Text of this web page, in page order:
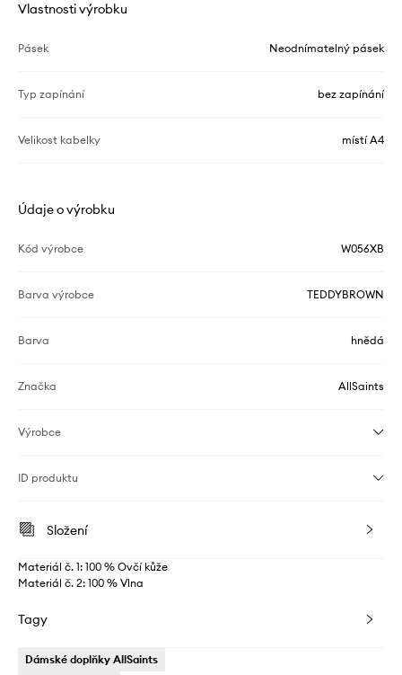
Vlastnosti výrobku
Pásek Neodnímatelný pásek
Typ zapínání bez zapínání
Velikost kabelky místí A4
Údaje o výrobku
Kód výrobce W056XB
Barva výrobce TEDDYBROWN
Barva hnědá
Značka AllSaints
Výrobce
ID produktu
Složení
Materiál č. 1: 100 % Ovčí kůže
Materiál č. 2: 100 % Vlna
Tagy
Dámské doplňky AllSaints